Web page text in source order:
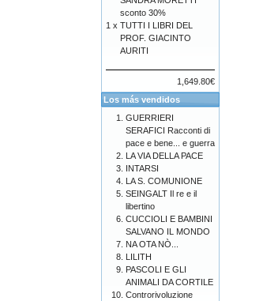
sconto 30%
1 x TUTTI I LIBRI DEL
PROF. GIACINTO
AURITI
1,649.80€
Los más vendidos
GUERRIERI
SERAFICI Racconti di
pace e bene... e guerra
LA VIA DELLA PACE
INTARSI
LA S. COMUNIONE
SEINGALT Il re e il
libertino
CUCCIOLI E BAMBINI
SALVANO IL MONDO
NA OTA NÒ...
LILITH
PASCOLI E GLI
ANIMALI DA CORTILE
Controrivoluzione